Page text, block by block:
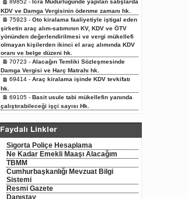
89852 - İcra Müdürlüğünde yapılan satışlarda
KDV ve Damga Vergisinin ödenme zamanı hk.
75923 - Oto kiralama faaliyetiyle iştigal eden
şirketin araç alım-satımının KV, KDV ve ÖTV
yönünden değerlendirilmesi ve vergi mükellefi
olmayan kişilerden ikinci el araç alımında KDV
oranı ve belge düzeni hk.
70723 - Alacağın Temliki Sözleşmesinde
Damga Vergisi ve Harç Matrahı hk.
69414 - Araç kiralama işinde KDV tevkifatı
hk.
69105 - Basit usule tabi mükellefin yanında
çalıştırabileceği işçi sayısı Hk.
Faydalı Linkler
Sigorta Poliçe Hesaplama
Ne Kadar Emekli Maaşı Alacağım
TBMM
Cumhurbaşkanlığı Mevzuat Bilgi
Sistemi
Resmi Gazete
Danıştay